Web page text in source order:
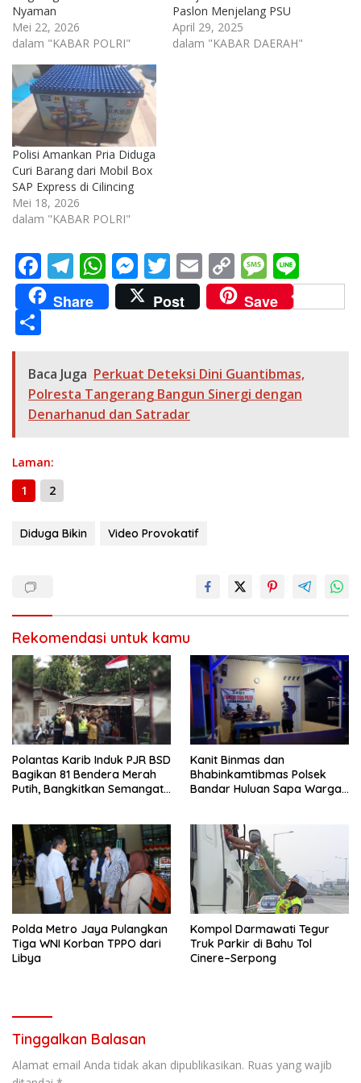
Nyaman
Mei 22, 2026
dalam "KABAR POLRI"
Paslon Menjelang PSU
April 29, 2025
dalam "KABAR DAERAH"
Polisi Amankan Pria Diduga
Curi Barang dari Mobil Box
SAP Express di Cilincing
Mei 18, 2026
dalam "KABAR POLRI"
F
ac
e
o
o
k
T
el
e
a
m
W
h
at
A
p
p
M
e
ss
n
g
er
T
w
itt
E
m
ai
C
o
p
Li
n
M
e
ss
g
e
n
e
Share Post Save
ar
e
Baca Juga Perkuat Deteksi Dini Guantibmas,
Polresta Tangerang Bangun Sinergi dengan
Denarhanud dan Satradar
Laman:
1
2
Diduga Bikin Video Provokatif
Rekomendasi untuk kamu
Polantas Karib Induk PJR BSD
Bagikan 81 Bendera Merah
Putih, Bangkitkan Semangat
Kanit Binmas dan
Bhabinkamtibmas Polsek
Bandar Huluan Sapa Warga
Polda Metro Jaya Pulangkan
Tiga WNI Korban TPPO dari
Libya
Kompol Darmawati Tegur
Truk Parkir di Bahu Tol
Cinere–Serpong
Tinggalkan Balasan
Alamat email Anda tidak akan dipublikasikan. Ruas yang wajib